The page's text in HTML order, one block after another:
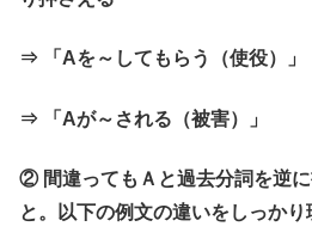
⇒ 「Aを～してもらう（使役）」
⇒ 「Aが～される（被害）」
② 間違ってもＡと過去分詞を逆
と。以下の例文の違いをしっかり